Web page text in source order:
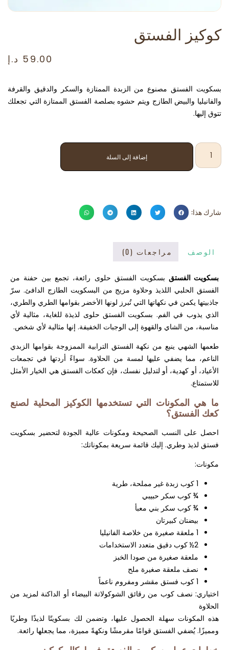
كوكيز الفستق
59.00 د.إ
بسكويت الفستق مصنوع من الزبدة الممتازة والسكر والدقيق والقرفة
والفانيليا والبيض الطازج ويتم حشوه بصلصة الفستق الممتازة التي تجعلك
تتوق إليها.
إضافة إلى السلة
شارك هذا:
الوصف مراجعات (0)
بسكويت الفستق بسكويت الفستق حلوى رائعة، تجمع بين حفنة من
الفستق الحلبي اللذيذ وحلاوة مزيج من البسكويت الطازج الدافئ. سرّ
جاذبيتها يكمن في نكهاتها التي تُبرز لونها الأخضر بقوامها الطري والطري،
الذي يذوب في الفم. بسكويت الفستق حلوى لذيذة للغاية، مثالية لأي
مناسبة، من الشاي والقهوة إلى الوجبات الخفيفة. إنها مثالية لأي شخص.
طعمها الشهي ينبع من نكهة الفستق الترابية الممزوجة بقوامها الزبدي
الناعم، مما يضفي عليها لمسة من الحلاوة. سواءً أردتها في تجمعات
الأعياد، أو كهدية، أو لتدليل نفسك، فإن كعكات الفستق هي الخيار الأمثل
للاستمتاع.
ما هي المكونات التي تستخدمها الكوكيز المحلية لصنع
كعك الفستق؟
احصل على النسب الصحيحة ومكونات عالية الجودة لتحضير بسكويت
فستق لذيذ وطري. إليك قائمة سريعة بمكوناتك:
مكونات:
1 كوب زبدة غير مملحة، طرية
¾ كوب سكر حبيبي
¾ كوب سكر بني معبأ
بيضتان كبيرتان
1 ملعقة صغيرة من خلاصة الفانيليا
2½ كوب دقيق متعدد الاستخدامات
ملعقة صغيرة من صودا الخبز
نصف ملعقة صغيرة ملح
1 كوب فستق مقشر ومفروم ناعماً
اختياري: نصف كوب من رقائق الشوكولاتة البيضاء أو الداكنة لمزيد من
الحلاوة
هذه المكونات سهلة الحصول عليها، وتضمن لك بسكويتًا لذيذًا وطريًا
ومميزًا. يُضفي الفستق قوامًا مقرمشًا ونكهةً مميزة، مما يجعلها رائعة.